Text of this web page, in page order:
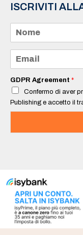
ISCRIVITI
m
e
a
i
*
GDPR Agreement *
Confermo di aver
Publishing e accetto il